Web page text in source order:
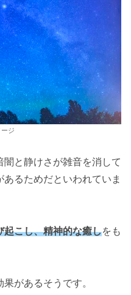
ジ
と静けさが雑音を消して
あるためだといわれていま
起こし、精神的な癒しをも
があるそうです。